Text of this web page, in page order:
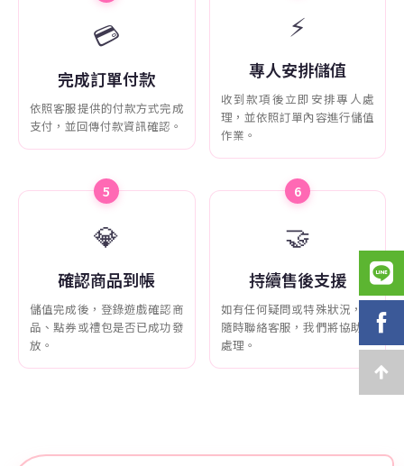
💳
完成訂單付款
依照客服提供的付款方式完成
支付，並回傳付款資訊確認。
⚡
專人安排儲值
收到款項後立即安排專人處
理，並依照訂單內容進行儲值
作業。
5
💎
確認商品到帳
儲值完成後，登錄遊戲確認商
品、點券或禮包是否已成功發
放。
6
🤝
持續售後支援
如有任何疑問或特殊狀況，可
隨時聯絡客服，我們將協助您
處理。